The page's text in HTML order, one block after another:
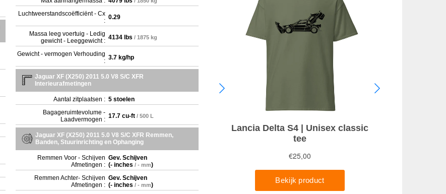
Luchtweerstandscoëfficiënt - Cx
: 0.29
Massa leeg voertuig - Ledig
gewicht - Leeggewicht : 4134 lbs / 1875 kg
Gewicht - vermogen Verhouding
: 3.7 kg/hp
Jaguar XF (X250) 2011 5.0 V8 S/C XFR
Interieurafmetingen
Aantal zitplaatsen : 5 stoelen
Bagageruimtevolume -
Laadvermogen : 17.7 cu-ft / 500 L
Jaguar XF (X250) 2011 5.0 V8 S/C XFR Remmen,
Banden, Stuurinrichting en Ophanging
Remmen Voor - Schijven
Afmetingen :
Gev. Schijven
(- inches / - mm)
Remmen Achter- Schijven
Afmetingen :
Gev. Schijven
(- inches / - mm)